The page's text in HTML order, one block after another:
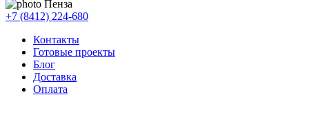
Пенза
+7 (8412) 224-680
Контакты
Готовые проекты
Блог
Доставка
Оплата